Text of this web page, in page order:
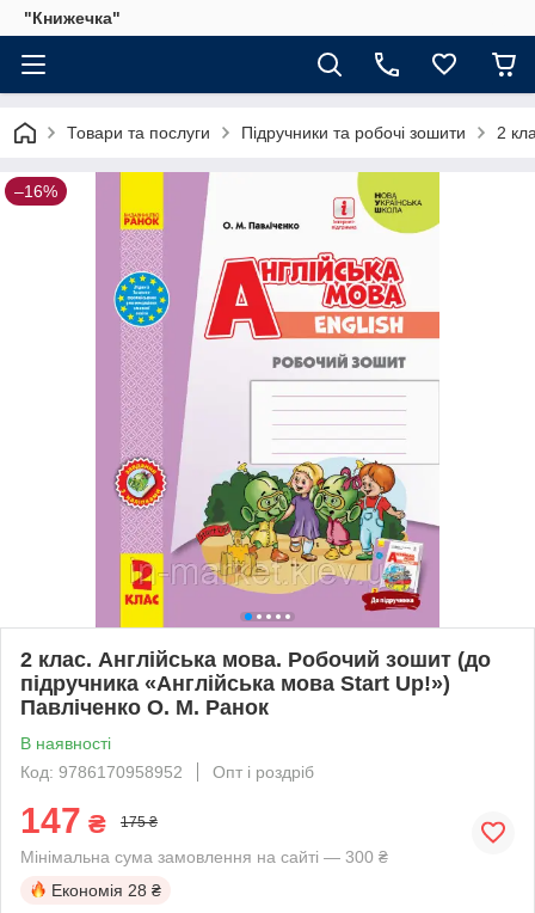
"Книжечка"
Товари та послуги Підручники та робочі зошити 2
–16%
2 клас. Англійська мова. Робочий зошит (до
підручника «Англійська мова Start Up!»)
Павліченко О. М. Ранок
В наявності
Код: 9786170958952
Опт і роздріб
147 ₴ 175 ₴
Мінімальна сума замовлення на сайті — 300 ₴
Економія 28 ₴